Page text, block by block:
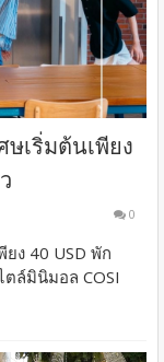
ษเริ่มต้นเพียง
0
ยง 40 USD พัก
ตล์มินิมอล COSI